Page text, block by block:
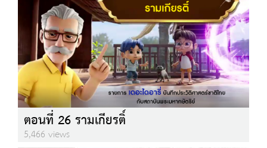
ตอนที่ 26 รามเกียรติ์
5,466 views